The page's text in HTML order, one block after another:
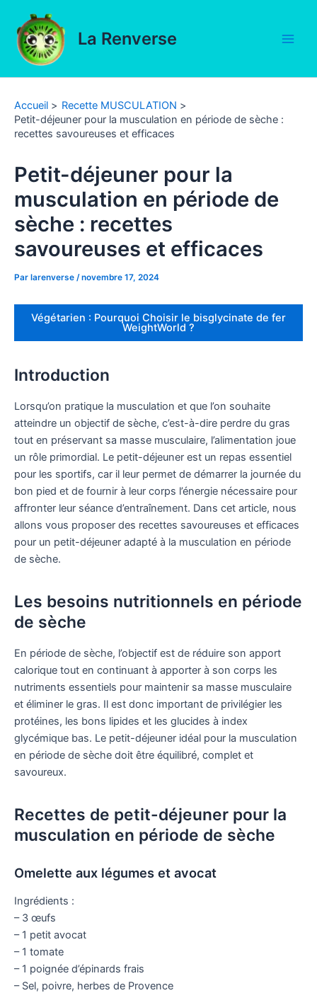
contenu
La Renverse
Accueil
Recette MUSCULATION
Petit-déjeuner pour la musculation en période de sèche :
recettes savoureuses et efficaces
Petit-déjeuner pour la
musculation en période de
sèche : recettes
savoureuses et efficaces
Par larenverse /novembre 17, 2024
Végétarien : Pourquoi Choisir le bisglycinate de fer
WeightWorld ?
Introduction
Lorsqu’on pratique la musculation et que l’on souhaite
atteindre un objectif de sèche, c’est-à-dire perdre du gras
tout en préservant sa masse musculaire, l’alimentation joue
un rôle primordial. Le petit-déjeuner est un repas essentiel
pour les sportifs, car il leur permet de démarrer la journée du
bon pied et de fournir à leur corps l’énergie nécessaire pour
affronter leur séance d’entraînement. Dans cet article, nous
allons vous proposer des recettes savoureuses et efficaces
pour un petit-déjeuner adapté à la musculation en période
de sèche.
Les besoins nutritionnels en période
de sèche
En période de sèche, l’objectif est de réduire son apport
calorique tout en continuant à apporter à son corps les
nutriments essentiels pour maintenir sa masse musculaire
et éliminer le gras. Il est donc important de privilégier les
protéines, les bons lipides et les glucides à index
glycémique bas. Le petit-déjeuner idéal pour la musculation
en période de sèche doit être équilibré, complet et
savoureux.
Recettes de petit-déjeuner pour la
musculation en période de sèche
Omelette aux légumes et avocat
Ingrédients :
– 3 œufs
– 1 petit avocat
– 1 tomate
– 1 poignée d’épinards frais
– Sel, poivre, herbes de Provence